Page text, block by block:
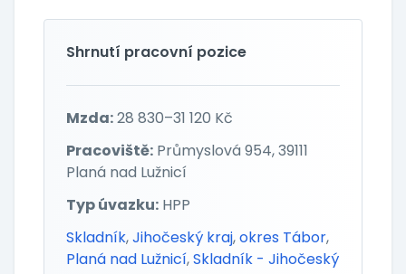
Shrnutí pracovní pozice
Mzda:28 830–31 120 Kč
Pracoviště: Průmyslová 954, 39111
Planá nad Lužnicí
Typ úvazku: HPP
Skladník,Jihočeský kraj,okres Tábor,
Planá nad Lužnicí,Skladník - Jihočeský